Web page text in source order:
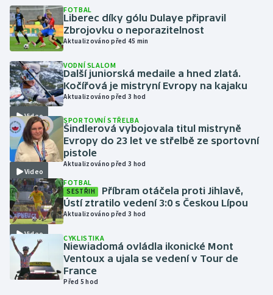
Golf
Gymnastika
Házená
Jezdectví
Judo
Krasobruslení
Lezení
Lyže a snowboard
Moderní pětiboj
Motorsport
FOTBAL
Liberec díky gólu Dulaye připravil
Zbrojovku o neporazitelnost
Aktualizováno před 45 min
Video
VODNÍ SLALOM
Další juniorská medaile a hned zlatá.
Kočířová je mistryní Evropy na kajaku
Aktualizováno před 3 hod
Video
SPORTOVNÍ STŘELBA
Šindlerová vybojovala titul mistryně
Evropy do 23 let ve střelbě ze sportovní
pistole
Aktualizováno před 3 hod
Video
FOTBAL
SESTŘIH
Příbram otáčela proti Jihlavě,
Ústí ztratilo vedení 3:0 s Českou Lípou
Aktualizováno před 3 hod
CYKLISTIKA
Niewiadomá ovládla ikonické Mont
Ventoux a ujala se vedení v Tour de
France
Před 5 hod